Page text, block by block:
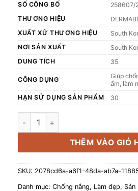
SỐ CÔNG BỐ
258607/
THƯƠNG HIỆU
XUẤT XỨ THƯƠNG HIỆU
South
NƠI SẢN XUẤT
South
DUNG TÍCH
35
CÔNG DỤNG
Giúp
ẩm, làm
HẠN SỬ DỤNG SẢN PHẨM
30
Kem chống nắng phổ rộng
THÊM VÀO GIỎ
SKU: 2078cd6a-a6f1-48da-ab7a-
Danh mục: Chống nắng, Làm đẹp,